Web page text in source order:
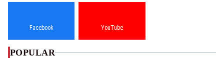
Facebook YouTube
POPULAR